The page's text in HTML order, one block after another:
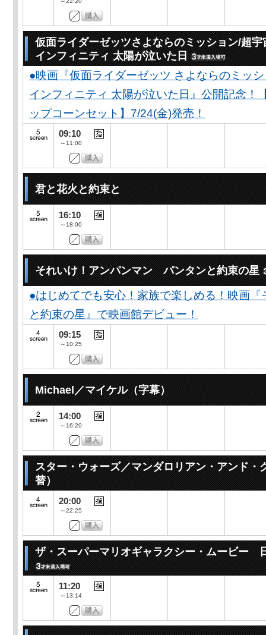
仮面ライダーゼッツさよならのミッション/超
インフィニティ 太陽が泣いた日
●映画『仮面ライダーゼッツ さよならのミッ
インフィニティ 太陽が泣いた日』公開記念！
ップコーンセット】7/24(金)発売！
09:10
～11:00
君と花火と約束と
16:10
～18:00
それいけ！アンパンマン パンタンと約束の星
●はじめてでも安心！家族で楽しめる！映画
と約束の星』で映画館デビュー！
09:15
～10:25
Michael／マイケル（字幕）
14:00
～16:20
スター・ウォーズ／マンダロリアン・アンド・
替）
20:00
～22:25
ザ・スーパーマリオギャラクシー・ムービー
11:20
～13:14